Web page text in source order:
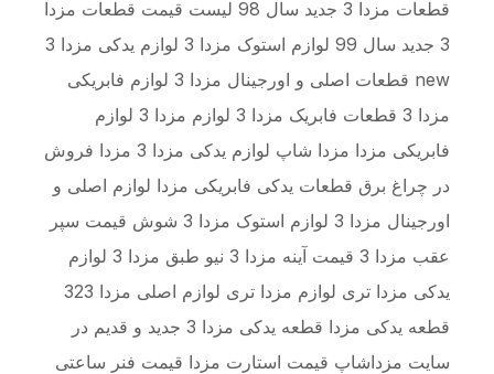
قطعات مزدا 3 جدید سال 98 لیست قیمت قطعات مزدا
3 جدید سال 99 لوازم استوک مزدا 3 لوازم یدکی مزدا 3
new قطعات اصلی و اورجینال مزدا 3 لوازم فابریکی
مزدا 3 قطعات فابریک مزدا 3 لوازم مزدا 3 لوازم
فابریکی مزدا مزدا شاپ لوازم یدکی مزدا 3 مزدا فروش
در چراغ برق قطعات یدکی فابریکی مزدا لوازم اصلی و
اورجینال مزدا 3 لوازم استوک مزدا 3 شوش قیمت سپر
عقب مزدا 3 قیمت آینه مزدا 3 نیو طبق مزدا 3 لوازم
یدکی مزدا تری لوازم مزدا تری لوازم اصلی مزدا 323
قطعه یدکی مزدا قطعه یدکی مزدا 3 جدید و قدیم در
سایت مزداشاپ قیمت استارت مزدا قیمت فنر ساعتی